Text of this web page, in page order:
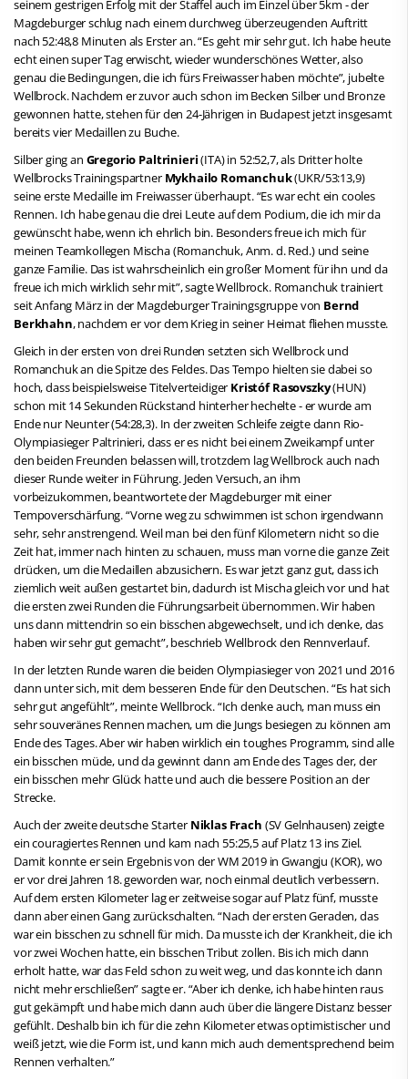
seinem gestrigen Erfolg mit der Staffel auch im Einzel über 5km - der
Magdeburger schlug nach einem durchweg überzeugenden Auftritt
nach 52:48,8 Minuten als Erster an. “Es geht mir sehr gut. Ich habe heute
echt einen super Tag erwischt, wieder wunderschönes Wetter, also
genau die Bedingungen, die ich fürs Freiwasser haben möchte”, jubelte
Wellbrock. Nachdem er zuvor auch schon im Becken Silber und Bronze
gewonnen hatte, stehen für den 24-Jährigen in Budapest jetzt insgesamt
bereits vier Medaillen zu Buche.
Silber ging an Gregorio Paltrinieri(ITA) in 52:52,7, als Dritter holte
Wellbrocks Trainingspartner Mykhailo Romanchuk(UKR/53:13,9)
seine erste Medaille im Freiwasser überhaupt. “Es war echt ein cooles
Rennen. Ich habe genau die drei Leute auf dem Podium, die ich mir da
gewünscht habe, wenn ich ehrlich bin. Besonders freue ich mich für
meinen Teamkollegen Mischa (Romanchuk, Anm. d. Red.) und seine
ganze Familie. Das ist wahrscheinlich ein großer Moment für ihn und da
freue ich mich wirklich sehr mit”, sagte Wellbrock. Romanchuk trainiert
seit Anfang März in der Magdeburger Trainingsgruppe von Bernd
Berkhahn, nachdem er vor dem Krieg in seiner Heimat fliehen musste.
Gleich in der ersten von drei Runden setzten sich Wellbrock und
Romanchuk an die Spitze des Feldes. Das Tempo hielten sie dabei so
hoch, dass beispielsweise Titelverteidiger Kristóf Rasovszky(HUN)
schon mit 14 Sekunden Rückstand hinterher hechelte - er wurde am
Ende nur Neunter (54:28,3). In der zweiten Schleife zeigte dann Rio-
Olympiasieger Paltrinieri, dass er es nicht bei einem Zweikampf unter
den beiden Freunden belassen will, trotzdem lag Wellbrock auch nach
dieser Runde weiter in Führung. Jeden Versuch, an ihm
vorbeizukommen, beantwortete der Magdeburger mit einer
Tempoverschärfung. “Vorne weg zu schwimmen ist schon irgendwann
sehr, sehr anstrengend. Weil man bei den fünf Kilometern nicht so die
Zeit hat, immer nach hinten zu schauen, muss man vorne die ganze Zeit
drücken, um die Medaillen abzusichern. Es war jetzt ganz gut, dass ich
ziemlich weit außen gestartet bin, dadurch ist Mischa gleich vor und hat
die ersten zwei Runden die Führungsarbeit übernommen. Wir haben
uns dann mittendrin so ein bisschen abgewechselt, und ich denke, das
haben wir sehr gut gemacht”, beschrieb Wellbrock den Rennverlauf.
In der letzten Runde waren die beiden Olympiasieger von 2021 und 2016
dann unter sich, mit dem besseren Ende für den Deutschen. “Es hat sich
sehr gut angefühlt”, meinte Wellbrock. “Ich denke auch, man muss ein
sehr souveränes Rennen machen, um die Jungs besiegen zu können am
Ende des Tages. Aber wir haben wirklich ein toughes Programm, sind alle
ein bisschen müde, und da gewinnt dann am Ende des Tages der, der
ein bisschen mehr Glück hatte und auch die bessere Position an der
Strecke.
Auch der zweite deutsche Starter Niklas Frach (SV Gelnhausen) zeigte
ein couragiertes Rennen und kam nach 55:25,5 auf Platz 13 ins Ziel.
Damit konnte er sein Ergebnis von der WM 2019 in Gwangju (KOR), wo
er vor drei Jahren 18. geworden war, noch einmal deutlich verbessern.
Auf dem ersten Kilometer lag er zeitweise sogar auf Platz fünf, musste
dann aber einen Gang zurückschalten. “Nach der ersten Geraden, das
war ein bisschen zu schnell für mich. Da musste ich der Krankheit, die ich
vor zwei Wochen hatte, ein bisschen Tribut zollen. Bis ich mich dann
erholt hatte, war das Feld schon zu weit weg, und das konnte ich dann
nicht mehr erschließen” sagte er. “Aber ich denke, ich habe hinten raus
gut gekämpft und habe mich dann auch über die längere Distanz besser
gefühlt. Deshalb bin ich für die zehn Kilometer etwas optimistischer und
weiß jetzt, wie die Form ist, und kann mich auch dementsprechend beim
Rennen verhalten.”